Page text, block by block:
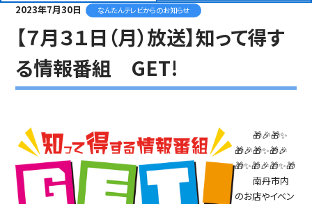
2023年7月30日 なんたんテレビからのお知らせ
【７月３１日（月）放送】知って得す
る情報番組 GET!
🎁🎉🎁✨
🎁🎉🎁✨🎁🎉
🎁✨🎁🎉🎁✨🎁
南丹市内
のお店やイベン